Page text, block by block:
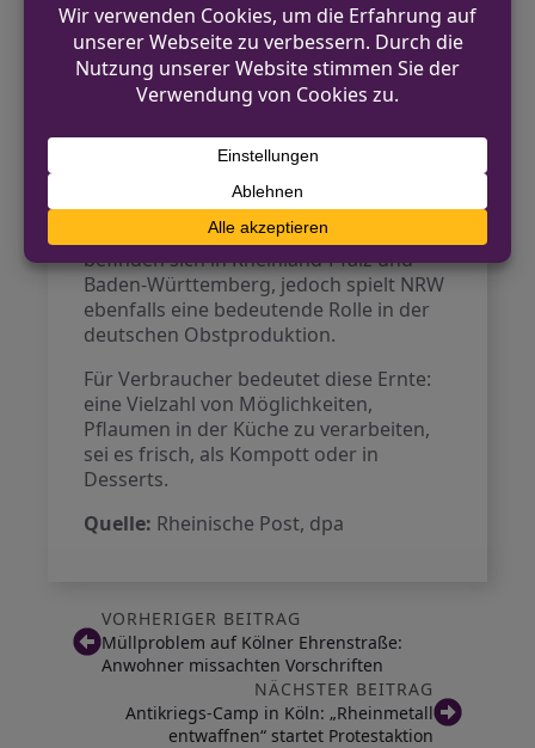
zeichnet sich durch eine bläuliche Farbe
sowie eine markante Narbe aus. Zudem
lässt sich der Stein der Zwetschge leicht
vom Fruchtfleisch lösen. Die Ernte soll
voraussichtlich bis Mitte September
andauern, wobei die Obstbauern mit
einer guten Qualität und Menge
Die größten Anbauflächen für Steinobst
befinden sich in Rheinland-Pfalz und
Baden-Württemberg, jedoch spielt NRW
ebenfalls eine bedeutende Rolle in der
deutschen Obstproduktion.
Für Verbraucher bedeutet diese Ernte:
eine Vielzahl von Möglichkeiten,
Pflaumen in der Küche zu verarbeiten,
sei es frisch, als Kompott oder in
Desserts.
Quelle: Rheinische Post, dpa
VORHERIGER BEITRAG
Müllproblem auf Kölner Ehrenstraße:
Anwohner missachten Vorschriften
NÄCHSTER BEITRAG
Antikriegs-Camp in Köln: „Rheinmetall
entwaffnen“ startet Protestaktion